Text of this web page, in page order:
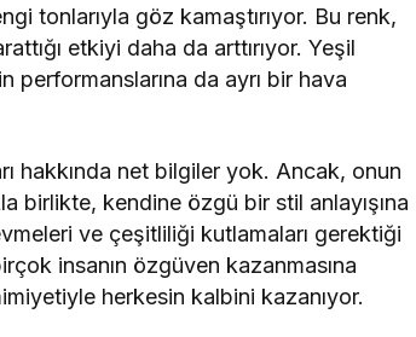
tonlarıyla göz kamaştırıyor. Bu renk,
etkiyi daha da arttırıyor. Yeşil
performanslarına da ayrı bir hava
hakkında net bilgiler yok. Ancak, onun
birlikte, kendine özgü bir stil anlayışına
ve çeşitliliği kutlamaları gerektiği
insanın özgüven kazanmasına
herkesin kalbini kazanıyor.